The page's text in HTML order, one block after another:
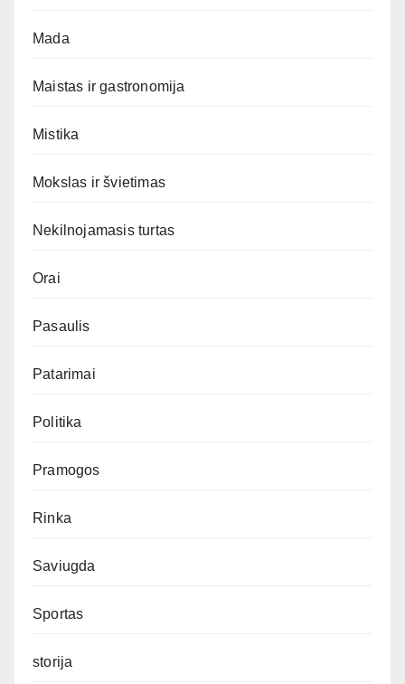
Mada
Maistas ir gastronomija
Mistika
Mokslas ir švietimas
Nekilnojamasis turtas
Orai
Pasaulis
Patarimai
Politika
Pramogos
Rinka
Saviugda
Sportas
storija